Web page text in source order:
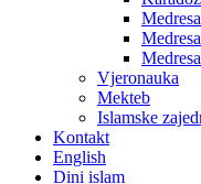
Vjeronauka
Mekteb
Islamske
Kontakt
English
Dini islam